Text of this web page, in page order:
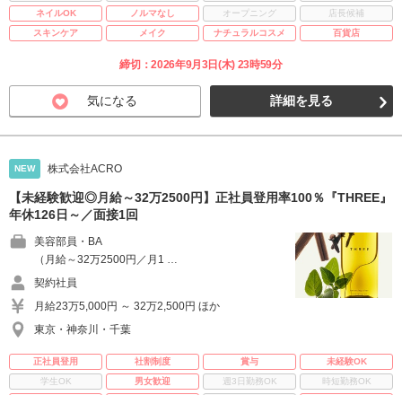
ネイルOK
ノルマなし オープニング
店長候補
スキンケア
メイク ナチュラルコスメ 百貨店
締切：2026年9月3日(木) 23時59分
気になる 詳細を見る
NEW 株式会社ACRO
【未経験歓迎◎月給～32万2500円】正社員登用率100％『THREE』
年休126日～／面接1回
美容部員・BA
（月給～32万2500円／月1 …
契約社員
月給23万5,000円 ～ 32万2,500円 ほか
東京・神奈川・千葉
正社員登用 社割制度 賞与
未経験OK
学生OK
男女歓迎 週3日勤務OK
時短勤務OK